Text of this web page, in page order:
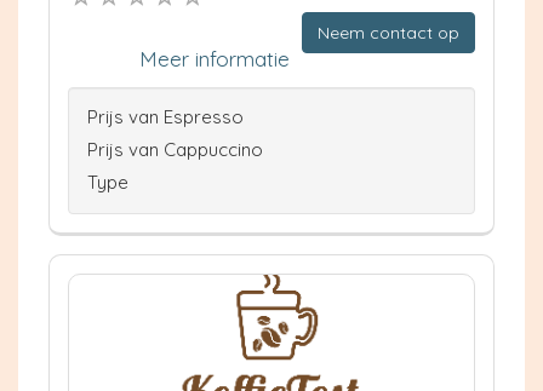
Neem contact op
Meer informatie
Prijs van Espresso
Prijs van Cappuccino
Type